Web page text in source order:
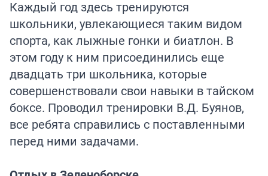
Каждый год здесь тренируются
школьники, увлекающиеся таким видом
спорта, как лыжные гонки и биатлон. В
этом году к ним присоединились еще
двадцать три школьника, которые
совершенствовали свои навыки в тайском
боксе. Проводил тренировки В.Д. Буянов,
все ребята справились с поставленными
перед ними задачами.